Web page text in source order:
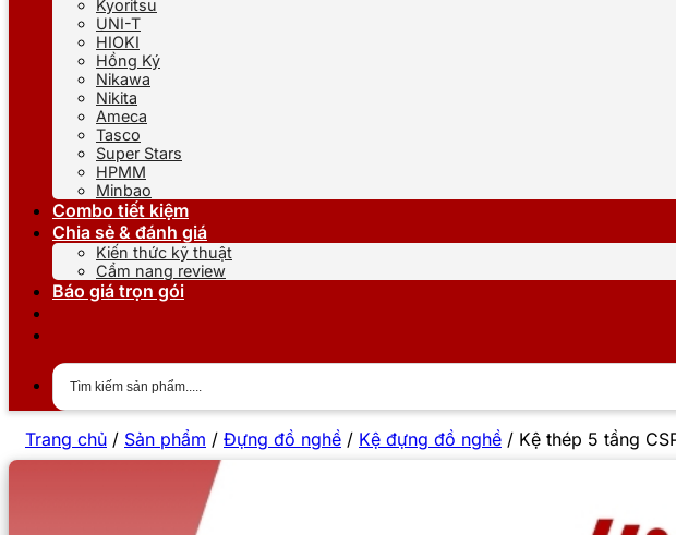
Kyoritsu
UNI-T
HIOKI
Hồng Ký
Nikawa
Nikita
Ameca
Tasco
Super Stars
HPMM
Minbao
Combo tiết kiệm
Chia sẻ & đánh giá
Kiến thức kỹ thuật
Cẩm nang review
Báo giá trọn gói
Trang chủ / Sản phẩm / Đựng đồ nghề / Kệ đựng đồ nghề / Kệ thép 5 tầng